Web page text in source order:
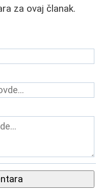
za ovaj članak.